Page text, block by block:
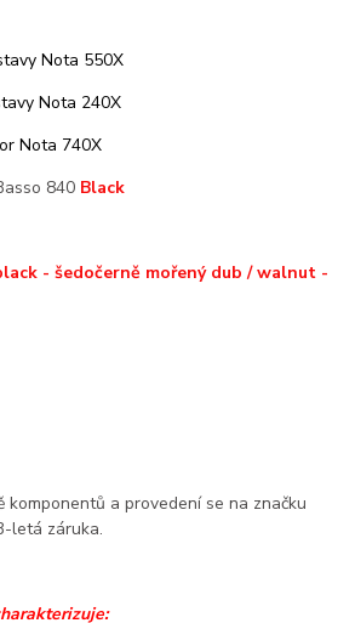
Nota 550X
Nota 240X
Nota 740X
840 Black
- šedočerně mořený dub / walnut -
komponentů a provedení se na značku
letá záruka.